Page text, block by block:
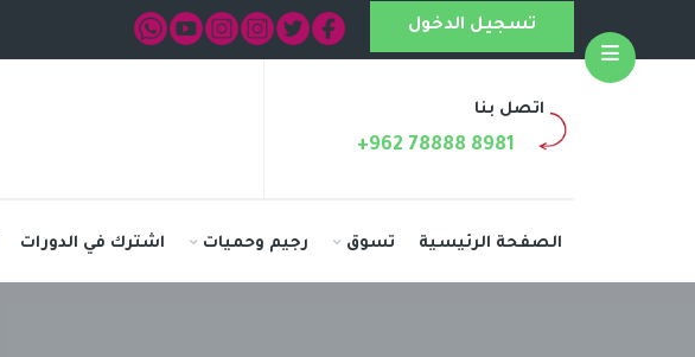
تسجيل الدخول
اتصل بنا
+962 78888 8981
الصفحة الرئيسية تسوق رجيم وحميات اشترك في الدورات